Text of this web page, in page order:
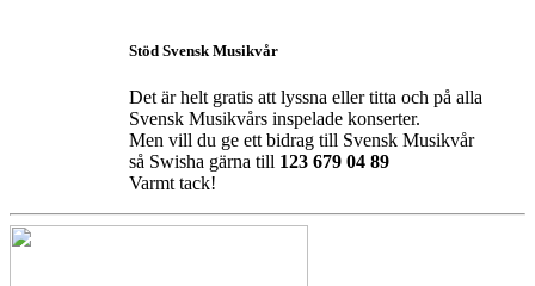
Stöd Svensk Musikvår
Det är helt gratis att lyssna eller titta och på alla
Svensk Musikvårs inspelade konserter.
Men vill du ge ett bidrag till Svensk Musikvår
så Swisha gärna till 123 679 04 89
Varmt tack!